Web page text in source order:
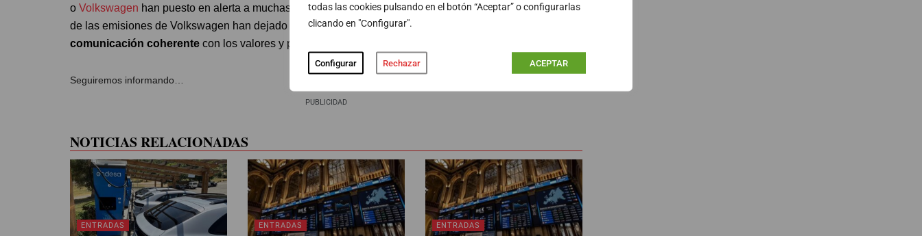
todas las cookies pulsando en el botón “Aceptar” o configurarlas
clicando en "Configurar".
Configurar Rechazar ACEPTAR
o Volkswagen han puesto en alerta a muchas empresas, y no solo a las afectadas. Escándalos como el
de las emisiones de Volkswagen han dejado al descubierto lanecesidad de una política de
comunicación coherente con los valores y principios de las compañías.
Seguiremos informando…
PUBLICIDAD
NOTICIAS RELACIONADAS
ENTRADAS ENTRADAS ENTRADAS